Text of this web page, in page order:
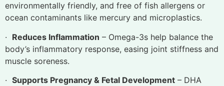
environmentally friendly, and free of fish allergens or
ocean contaminants like mercury and microplastics.
· Reduces Inflammation – Omega-3s help balance the
body’s inflammatory response, easing joint stiffness and
muscle soreness.
· Supports Pregnancy & Fetal Development – DHA